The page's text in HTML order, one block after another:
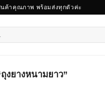
นค้าคุณภาพ พร้อมส่งทุกตัวค่ะ
งยางหนามยาว”